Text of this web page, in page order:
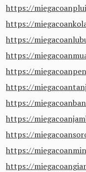
https://
https://
https://
https://
https://
https://
https://
https://
https://
https://
https://